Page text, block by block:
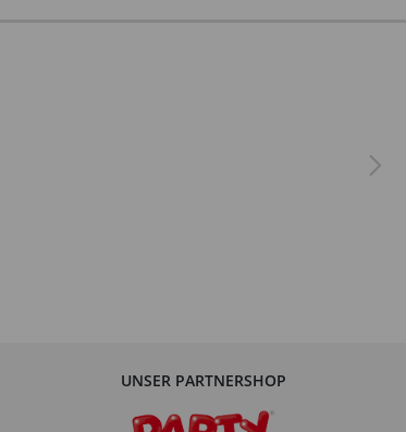
UNSER PARTNERSHOP